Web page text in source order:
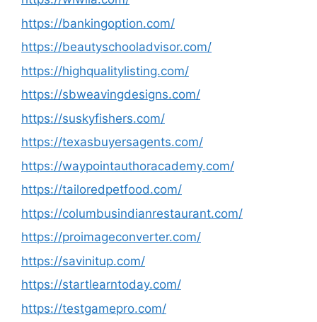
https://bankingoption.com/
https://beautyschooladvisor.com/
https://highqualitylisting.com/
https://sbweavingdesigns.com/
https://suskyfishers.com/
https://texasbuyersagents.com/
https://waypointauthoracademy.com/
https://tailoredpetfood.com/
https://columbusindianrestaurant.com/
https://proimageconverter.com/
https://savinitup.com/
https://startlearntoday.com/
https://testgamepro.com/